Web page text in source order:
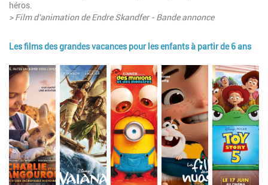
héros.
> Film d'animation de Endre Skandfer - Bande annonce
Les films des grandes vacances pour les enfants à partir de 6 ans
Image